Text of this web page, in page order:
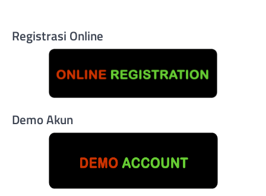
Registrasi Online
Demo Akun